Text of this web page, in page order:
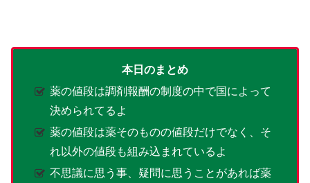
本日のまとめ
薬の値段は調剤報酬の制度の中で国によって
決められてるよ
薬の値段は薬そのものの値段だけでなく、そ
れ以外の値段も組み込まれているよ
不思議に思う事、疑問に思うことがあれば薬